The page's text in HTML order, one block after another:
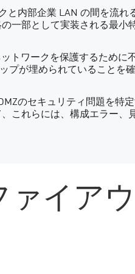
内部企業 LAN の間を流れ
部として実装される最小
トワークを保護するために
が埋められていることを
のセキュリティ問題を特
これらには、構成エラー、
イア